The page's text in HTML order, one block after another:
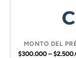
$300.000 –